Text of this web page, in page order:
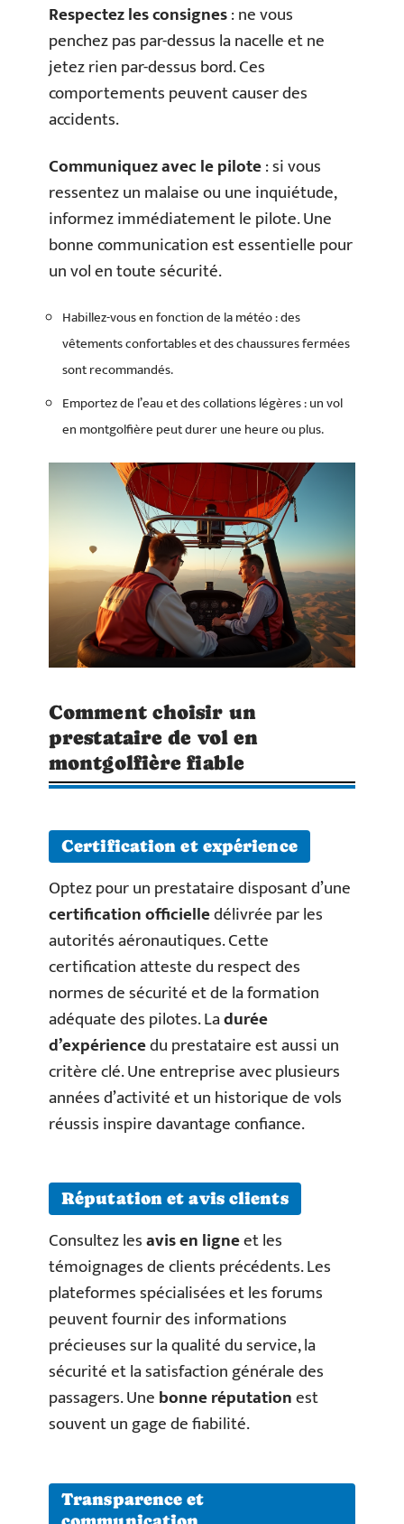
Respectez les consignes: ne vous
penchez pas par-dessus la nacelle et ne
jetez rien par-dessus bord. Ces
comportements peuvent causer des
accidents.
Communiquez avec le pilote: si vous
ressentez un malaise ou une inquiétude,
informez immédiatement le pilote. Une
bonne communication est essentielle pour
un vol en toute sécurité.
Habillez-vous en fonction de la météo : des
vêtements confortables et des chaussures fermées
sont recommandés.
Emportez de l’eau et des collations légères : un vol
en montgolfière peut durer une heure ou plus.
Comment choisir un
prestataire de vol en
montgolfière fiable
Certification et expérience
Optez pour un prestataire disposant d’une
certification officielledélivrée par les
autorités aéronautiques. Cette
certification atteste du respect des
normes de sécurité et de la formation
adéquate des pilotes. Ladurée
d’expériencedu prestataire est aussi un
critère clé. Une entreprise avec plusieurs
années d’activité et un historique de vols
réussis inspire davantage confiance.
Réputation et avis clients
Consultez lesavis en ligneet les
témoignages de clients précédents. Les
plateformes spécialisées et les forums
peuvent fournir des informations
précieuses sur la qualité du service, la
sécurité et la satisfaction générale des
passagers. Unebonne réputationest
souvent un gage de fiabilité.
Transparence et